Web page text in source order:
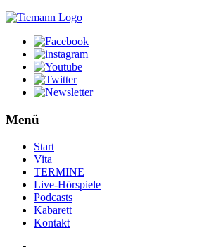
Menü
Start
Vita
TERMINE
Live-Hörspiele
Podcasts
Kabarett
Kontakt